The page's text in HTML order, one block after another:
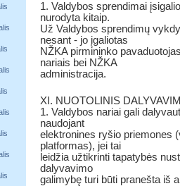
1. Valdybos sprendimai
nurodyta kitaip.
Už Valdybos sprendimų
nesant - jo įgaliotas
NŽKA pirmininko
nariais bei NŽKA
administracija.
XI. NUOTOLINIS
1. Valdybos nariai gali
naudojant
elektronines ryšio priemones
platformas), jei tai
leidžia užtikrinti tapatybės
dalyvavimo
galimybę turi būti pranešta iš